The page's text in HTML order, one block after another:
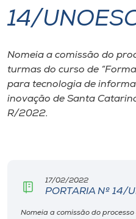
I.nova
Diplomados
Cultura
Editora
14/
Nomeia a comissão do
turmas do curso de
para tecnologia de
inovação de Santa
R/2022.
17/02/2022
PORTARIA Nº 14/
Nomeia a comissão do